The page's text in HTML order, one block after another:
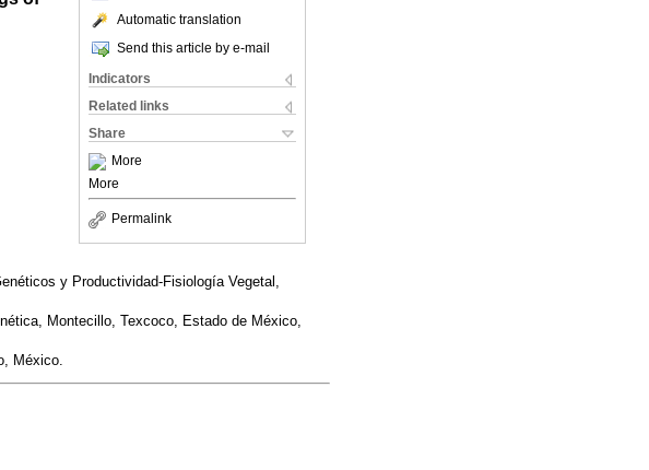
Automatic translation
Send this article by e-mail
Indicators
Related links
Share
More
More
Permalink
y Productividad-Fisiología Vegetal,
Montecillo, Texcoco, Estado de México,
México.